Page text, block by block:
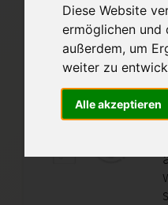
Diese Website
ermöglichen und
außerdem, um
weiter zu
Alle akzeptieren